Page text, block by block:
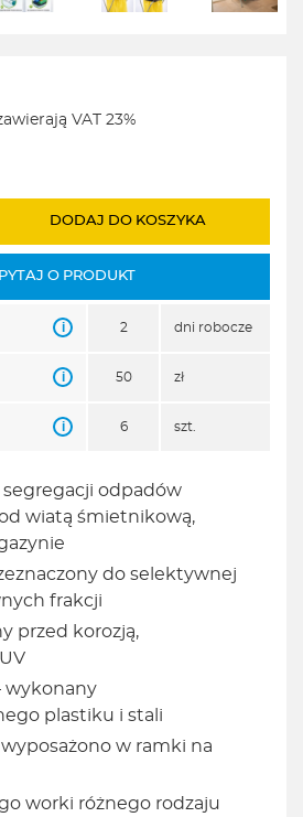
VAT 23%
DODAJ DO KOSZYKA
O PRODUKT
i 2 dni robocze
i 50 zł
i 6 szt.
segregacji odpadów
wiatą śmietnikową,
do selektywnej
frakcji
przed korozją,
wykonany
plastiku i stali
w ramki na
worki różnego rodzaju